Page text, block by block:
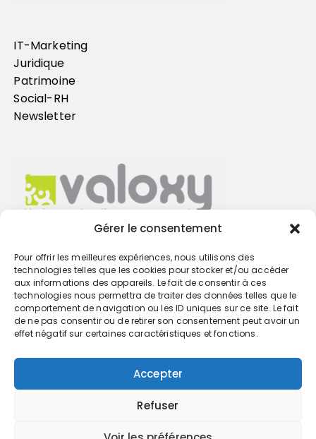
Gérer le consentement
Pour offrir les meilleures expériences, nous utilisons des
technologies telles que les cookies pour stocker et/ou accéder
aux informations des appareils. Le fait de consentir à ces
technologies nous permettra de traiter des données telles que le
comportement de navigation ou les ID uniques sur ce site. Le fait
de ne pas consentir ou de retirer son consentement peut avoir un
effet négatif sur certaines caractéristiques et fonctions.
Accepter
Refuser
IT-Marketing
Juridique
Patrimoine
Social-RH
Newsletter
Trouvez votre cabinet
GO